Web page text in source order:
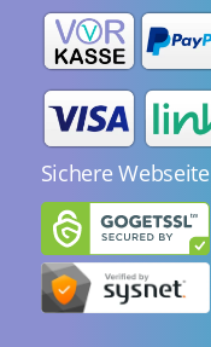
Sichere Webseite